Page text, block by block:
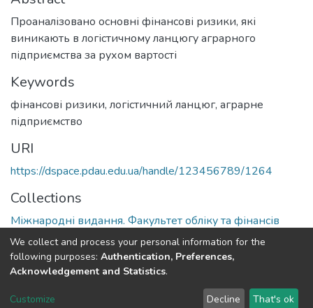
Проаналізовано основні фінансові ризики, які
виникають в логістичному ланцюгу аграрного
підприємства за рухом вартості
Keywords
фінансові ризики, логістичний ланцюг, аграрне
підприємство
URI
https://dspace.pdau.edu.ua/handle/123456789/1264
Collections
Міжнародні видання. Факультет обліку та фінансів
Full item page
DSpace software copyright © 2002-2026 LYRASIS
We collect and process your personal information for the
following purposes: Authentication, Preferences,
Acknowledgement and Statistics.
Customize Decline That's ok